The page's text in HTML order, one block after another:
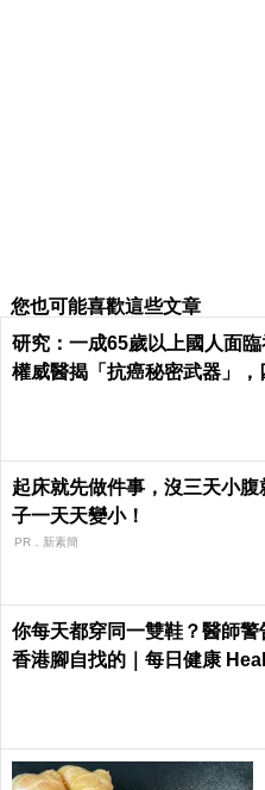
您也可能喜歡這些文章
研究：一成65歲以上國人面臨
權威醫揭「抗癌秘密武器」，
起床就先做件事，沒三天小腹
子一天天變小！
PR．新素簡
你每天都穿同一雙鞋？醫師警
香港腳自找的｜每日健康